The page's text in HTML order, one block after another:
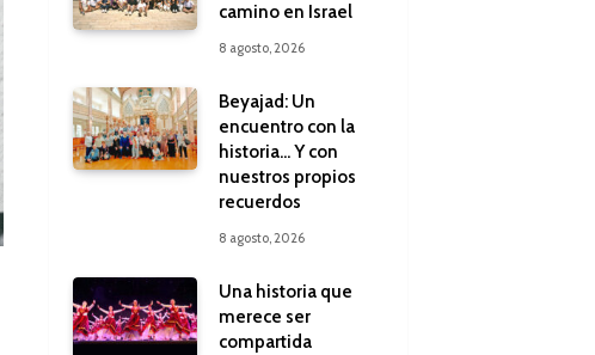
camino en Israel
8 agosto, 2026
Beyajad: Un
encuentro con la
historia… Y con
nuestros propios
recuerdos
8 agosto, 2026
Una historia que
merece ser
compartida